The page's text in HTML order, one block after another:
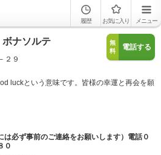
履歴 お気に入り メニュー
ボナソルテ
２９
無
料
電話する
luckという意味です。皆様の幸運と再会を願
は必ず事前のご連絡をお願いします）電話０
０